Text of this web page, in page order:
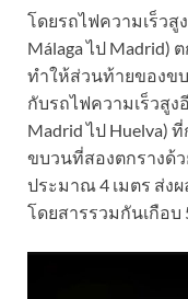
โดยรถไฟความเร็วสู
Málaga ไป Madrid)
ทำให้ส่วนท้ายของข
กับรถไฟความเร็วสูง
Madrid ไป Huelva)
ขบวนที่สองตกรางด้ว
ประมาณ 4 เมตร ส่ง
โดยสารรวมกันเกือบ